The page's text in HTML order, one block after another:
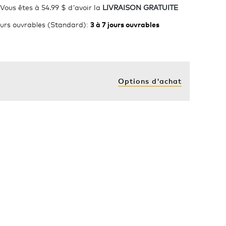
Vous êtes à 54.99 $ d'avoir la LIVRAISON GRATUITE
ouvrables (Standard): 3 à 7 jours ouvrables
Options d'achat